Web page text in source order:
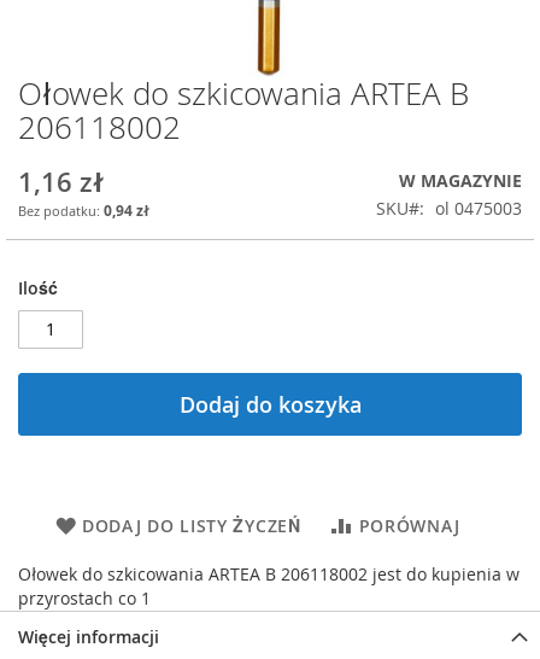
Przejdź
na
początek
Ołowek do szkicowania ARTEA B
206118002
1,16 zł
0,94 zł
W MAGAZYNIE
SKU
ol 0475003
Ilość
Dodaj do koszyka
DODAJ DO LISTY ŻYCZEŃ PORÓWNAJ
Ołowek do szkicowania ARTEA B 206118002 jest do kupienia w
przyrostach co 1
Więcej informacji